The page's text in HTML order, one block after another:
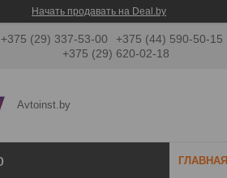
Начать продавать на Deal.by
+375 (29) 337-53-00
+375 (44) 590-50-15
+375 (29) 620-02-18
Avtoinst.by
ГЛАВНАЯ